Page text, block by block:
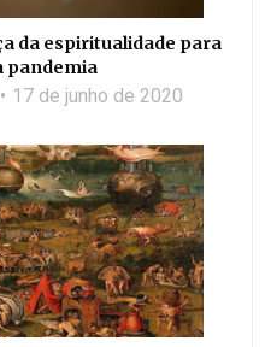
da espiritualidade para
pandemia
17 de junho de 2020